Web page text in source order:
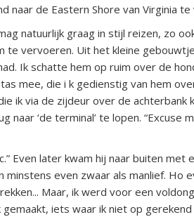
naar de Eastern Shore van Virginia te
natuurlijk graag in stijl reizen, zo
te vervoeren. Uit het kleine
Ik schatte hem op ruim over de
mee, die i k gedienstig van hem
ik via de zijdeur over de
naar ‘de terminal’ te lopen. “Excuse
Even later kwam hij naar buiten
even zwaar als manlief. Ho
Maar, ik werd voor een
iets waar ik niet op